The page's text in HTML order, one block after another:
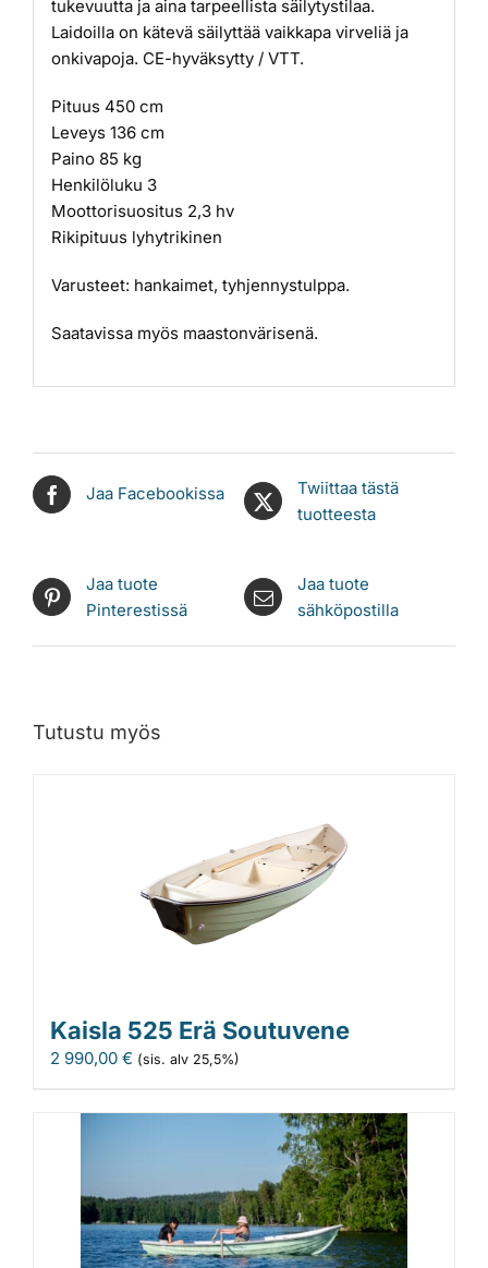
tukevuutta ja aina tarpeellista säilytystilaa.
Laidoilla on kätevä säilyttää vaikkapa virveliä ja
onkivapoja. CE-hyväksytty / VTT.
Pituus 450 cm
Leveys 136 cm
Paino 85 kg
Henkilöluku 3
Moottorisuositus 2,3 hv
Rikipituus lyhytrikinen
Varusteet: hankaimet, tyhjennystulppa.
Saatavissa myös maastonvärisenä.
Jaa Facebookissa
Twiittaa tästä
tuotteesta
Jaa tuote
Pinterestissä
Jaa tuote
sähköpostilla
Tutustu myös
Kaisla 525 Erä Soutuvene
2 990,00 € (sis. alv 25,5%)